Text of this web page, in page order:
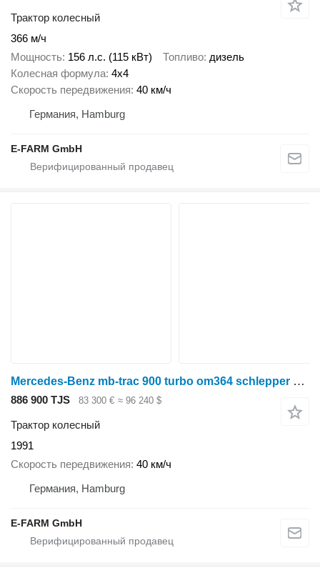
Трактор колесный
366 м/ч
Мощность 156 л.с. (115 кВт) Топливо дизель
Колесная формула 4x4
Скорость передвижения 40 км/ч
Германия, Hamburg
E-FARM GmbH
Mercedes-Benz mb-trac 900 turbo om364 schlepper oldtimer tüv neu
886 900 TJS 83 300 € ≈ 96 240 $
Трактор колесный
1991
Скорость передвижения 40 км/ч
Германия, Hamburg
E-FARM GmbH